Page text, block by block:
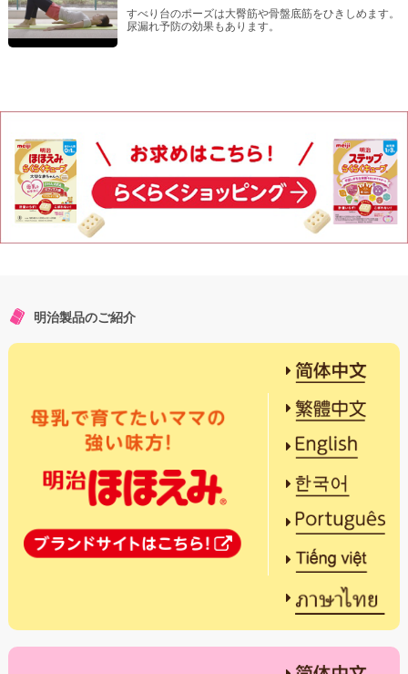
すべり台のポーズは大臀筋や骨盤底筋をひきしめます。
尿漏れ予防の効果もあります。
明治製品のご紹介